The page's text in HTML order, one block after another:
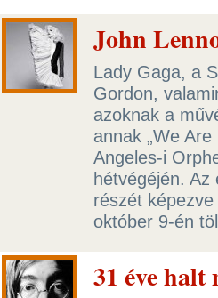
John
Lady Gaga, a
Gordon,
azoknak a
annak „We
Angeles-i
hétvégéjén. Az
részét
október 9-én
31 éve